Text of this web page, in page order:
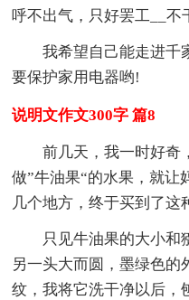
呼不出气，只好罢工__不
我希望自己能走进千
要保护家用电器哟!
说明文作文300字 篇8
前几天，我一时好奇
做”牛油果“的水果，就让
几个地方，终于买到了这
只见牛油果的大小和
另一头大而圆，墨绿色的
纹，我将它洗干净以后，